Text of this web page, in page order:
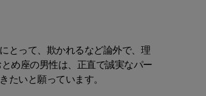
とって、欺かれるなど論外で、理
め座の男性は、正直で誠実なパー
いと願っています。